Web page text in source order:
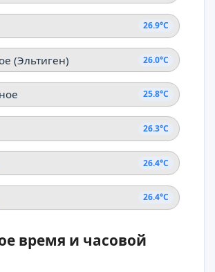
26.9°C
(Эльтиген) 26.0°C
25.8°C
26.3°C
26.4°C
26.4°C
время и часовой